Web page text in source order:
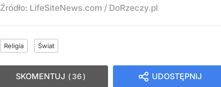
Źródło: LifeSiteNews.com / DoRzeczy.pl
Religia Świat
UDOSTĘPNIJ
SKOMENTUJ 36